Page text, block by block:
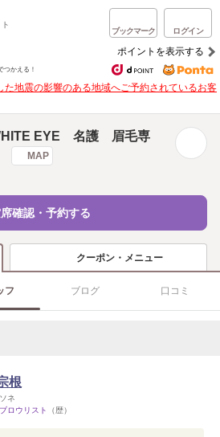
ブックマーク ログイン
ポイントを表示する
つかえる！
た地震の影響のある地域へご予約されているお客
EYE 名護 眉毛専
MAP
確認・予約する
クーポン・メニュー
フ ブログ 口コミ
根
ネ
ロウリスト
（歴）